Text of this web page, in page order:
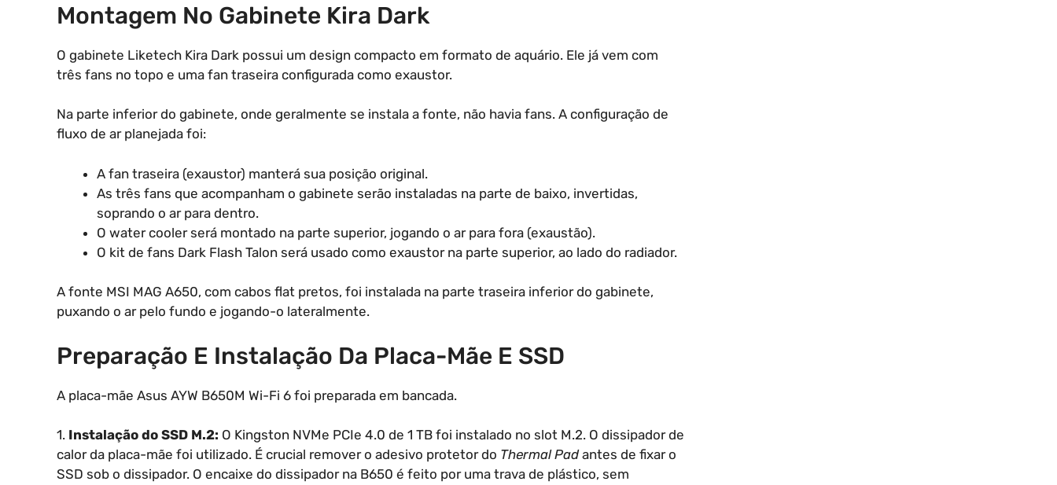
Montagem No Gabinete Kira Dark
O gabinete Liketech Kira Dark possui um design compacto em formato de aquário. Ele já vem com
três fans no topo e uma fan traseira configurada como exaustor.
Na parte inferior do gabinete, onde geralmente se instala a fonte, não havia fans. A configuração de
fluxo de ar planejada foi:
A fan traseira (exaustor) manterá sua posição original.
As três fans que acompanham o gabinete serão instaladas na parte de baixo, invertidas,
soprando o ar para dentro.
O water cooler será montado na parte superior, jogando o ar para fora (exaustão).
O kit de fans Dark Flash Talon será usado como exaustor na parte superior, ao lado do radiador.
A fonte MSI MAG A650, com cabos flat pretos, foi instalada na parte traseira inferior do gabinete,
puxando o ar pelo fundo e jogando-o lateralmente.
Preparação E Instalação Da Placa-Mãe E SSD
A placa-mãe Asus AYW B650M Wi-Fi 6 foi preparada em bancada.
1. Instalação do SSD M.2: O Kingston NVMe PCIe 4.0 de 1 TB foi instalado no slot M.2. O dissipador de
calor da placa-mãe foi utilizado. É crucial remover o adesivo protetor do Thermal Padantes de fixar o
SSD sob o dissipador. O encaixe do dissipador na B650 é feito por uma trava de plástico, sem